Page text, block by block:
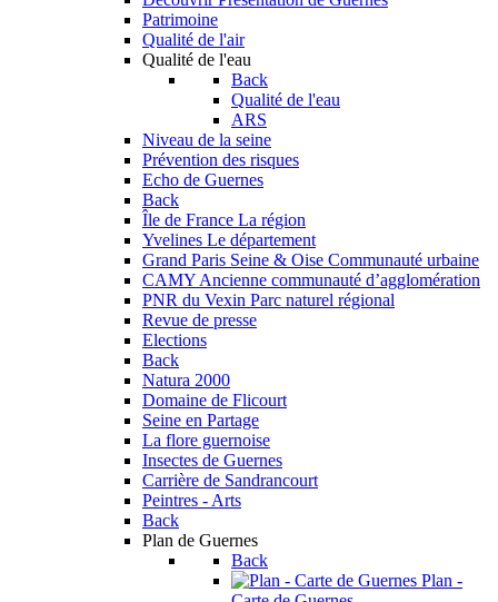
Patrimoine
Qualité de l'air
Qualité de l'eau
Back
Qualité de l'eau
ARS
Niveau de la seine
Prévention des risques
Echo de Guernes
Back
Île de France La région
Yvelines Le département
Grand Paris Seine & Oise Communauté urbaine
CAMY Ancienne communauté d’agglomération
PNR du Vexin Parc naturel régional
Revue de presse
Elections
Back
Natura 2000
Domaine de Flicourt
Seine en Partage
La flore guernoise
Insectes de Guernes
Carrière de Sandrancourt
Peintres - Arts
Back
Plan de Guernes
Back
Plan -